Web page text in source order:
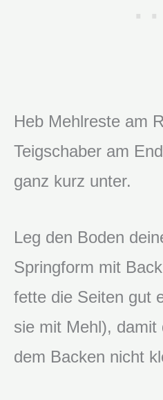
Heb Mehlreste am
Teigschaber am
ganz kurz unter.
Leg den Boden
Springform mit
fette die Seiten gut
sie mit Mehl), damit
dem Backen nicht